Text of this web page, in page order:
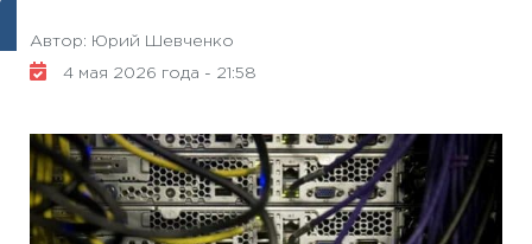
Автор: Юрий Шевченко
4 мая 2026 года - 21:58